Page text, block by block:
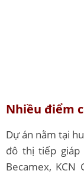
Nhiều điểm
Dự án nằm tại
đô thị tiếp giáp
Becamex, KCN